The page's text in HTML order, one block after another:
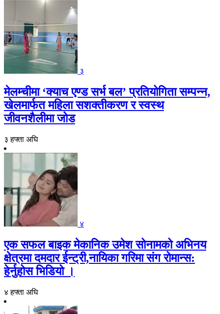
३
मेलम्चीमा ‘क्याच एण्ड सर्भ बल’ प्रतियोगिता सम्पन्न,
खेलमार्फत महिला सशक्तीकरण र स्वस्थ
जीवनशैलीमा जोड
३ हफ्ता अघि
४
एक सफल बाइक मेकानिक उमेश सोनामको अभिनय
क्षेत्रमा दमदार ईन्ट्री,नायिका गरिमा संग रोमान्स:
हेर्नुहोस भिडियो ।
४ हफ्ता अघि